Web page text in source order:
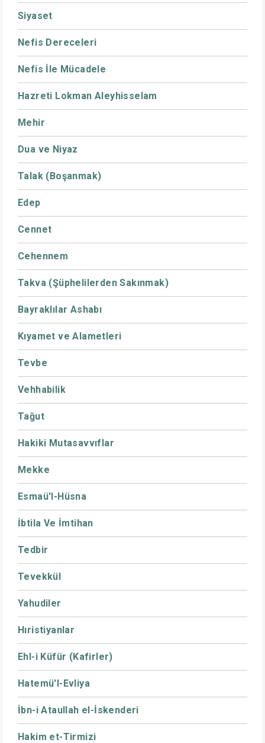
Siyaset
Nefis Dereceleri
Nefis İle Mücadele
Hazreti Lokman Aleyhisselam
Mehir
Dua ve Niyaz
Talak (Boşanmak)
Edep
Cennet
Cehennem
Takva (Şüphelilerden Sakınmak)
Bayraklılar Ashabı
Kıyamet ve Alametleri
Tevbe
Vehhabilik
Tağut
Hakiki Mutasavvıflar
Mekke
Esmaü'l-Hüsna
İbtila Ve İmtihan
Tedbir
Tevekkül
Yahudiler
Hıristiyanlar
Ehl-i Küfür (Kafirler)
Hatemü'l-Evliya
İbn-i Ataullah el-İskenderi
Hakim et-Tirmizi